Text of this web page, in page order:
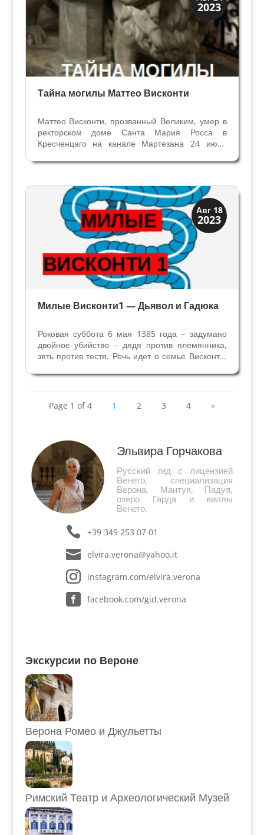
2023
История
Тайна могилы Маттео Висконти
Маттео Висконти, прозванный Великим, умер в
ректорском доме Санта Мария Росса в
Кресченцаго на канале Мартезана 24 июня
уйти из политики по примеру своего
епископа, который привел...
Авг 18
2023
Висконти Сфорца
Династии
Милые Висконти1 — Дьявол и Гадюка
Роковая суббота 6 мая 1385 года – задумано
двойное убийство – дядя против племянника,
зять против тестя. Речь идет о семье Висконти,
свой герб – змея пожирающая человека. За
несколько дней до 6 мая 1385 года Бернабо
Висконти...
Page 1 of 4 1 2 3 4 »
Эльвира Горчакова
Русский гид с лицензией
Венето, специализация
Верона, Мантуя, Падуя,
озеро Гарда и виллы
Венето.
+39 349 253 07 01
elvira.verona@yahoo.it
instagram.com/elvira.verona
facebook.com/gid.verona
Экскурсии по Вероне
Верона Ромео и Джульетты
Римский Театр и Археологический Музей